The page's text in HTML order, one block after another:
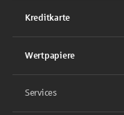
Kreditkarte
Wertpapiere
Services